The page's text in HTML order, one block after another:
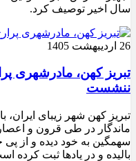
سال اخیر توصیف کرد.
26 اردیبهشت 1405
تبریز کهن، مادرشهری
ننشست
تبریز کهن شهر زیبای ایران،
ماندگار در طی قرون و
سهمگین به خود دیده و از پی
بالیده و در یادها ثبت کرده